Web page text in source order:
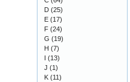
D (25)
E (17)
F (24)
G (19)
H (7)
I (13)
J (1)
K (11)